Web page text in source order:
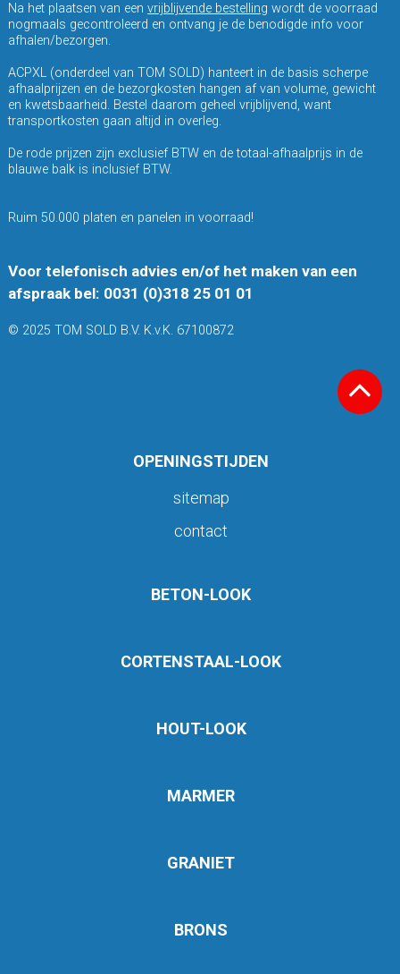
Na het plaatsen van een vrijblijvende bestelling wordt de voorraad
nogmaals gecontroleerd en ontvang je de benodigde info voor
afhalen/bezorgen.
ACPXL (onderdeel van TOM SOLD) hanteert in de basis scherpe
afhaalprijzen en de bezorgkosten hangen af van volume, gewicht
en kwetsbaarheid. Bestel daarom geheel vrijblijvend, want
transportkosten gaan altijd in overleg.
De rode prijzen zijn exclusief BTW en de totaal-afhaalprijs in de
blauwe balk is inclusief BTW.
Ruim 50.000 platen en panelen in voorraad!
Voor telefonisch advies en/of het maken van een
afspraak bel: 0031 (0)318 25 01 01
© 2025 TOM SOLD B.V. K.v.K. 67100872
OPENINGSTIJDEN
sitemap
contact
BETON-LOOK
CORTENSTAAL-LOOK
HOUT-LOOK
MARMER
GRANIET
BRONS